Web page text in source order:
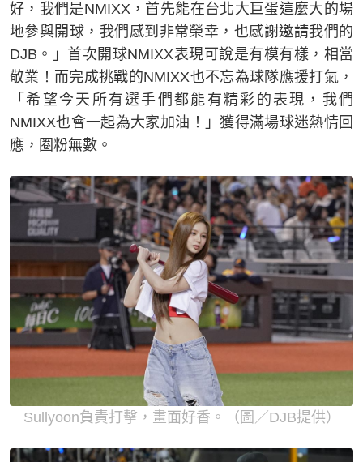
好，我們是NMIXX，首先能在台北大巨蛋這麼大的場
地參與開球，我們感到非常榮幸，也感謝邀請我們的
DJB。」首次開球NMIXX表現可說是有模有樣，相當
敬業！而完成挑戰的NMIXX也不忘為球隊應援打氣，
「希望今天所有選手們都能有精彩的表現，我們
NMIXX也會一起為大家加油！」獲得滿場球迷熱情回
應，圈粉無數。
Sullyoon負責打擊，畫面好香。（圖／DJB提供）